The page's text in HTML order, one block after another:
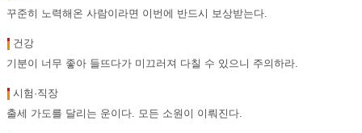
꾸준히 노력해온 사람이라면 이번에 반드시 보상받는다.
건강
기분이 너무 좋아 들뜨다가 미끄러져 다칠 수 있으니 주의하라.
시험·직장
출세 가도를 달리는 운이다. 모든 소원이 이뤄진다.